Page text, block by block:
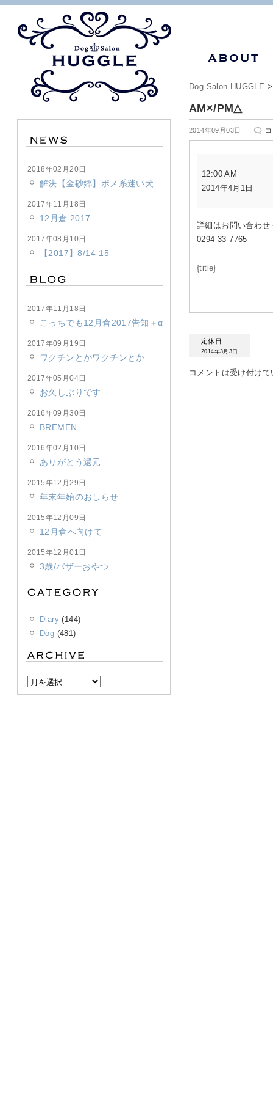
Dog Salon HUGGLE
AM×/PM△
2014年09月03日
は
12:00 AM
2014年4月1日
詳細はお問い合わせ
0294-33-7765
{title}
定休日
2014年3月3日
コメントは受け付け
2018年02月20日
解決【金砂郷】ポメ系迷い犬
2017年11月18日
12月倉 2017
2017年08月10日
【2017】8/14-15
2017年11月18日
こっちでも12月倉2017告知＋α
2017年09月19日
ワクチンとかワクチンとか
2017年05月04日
お久しぶりです
2016年09月30日
BREMEN
2016年02月10日
ありがとう還元
2015年12月29日
年末年始のおしらせ
2015年12月09日
12月倉へ向けて
2015年12月01日
3歳/バザーおやつ
Diary(144)
Dog (481)